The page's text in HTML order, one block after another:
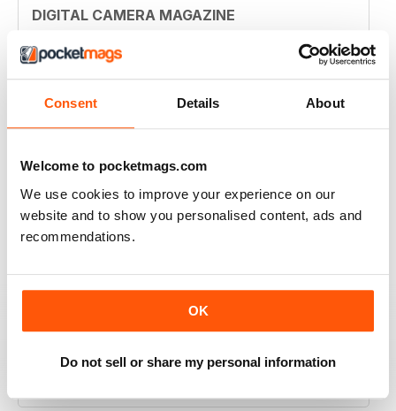
Consent Details About
Welcome to pocketmags.com
We use cookies to improve your experience on our
website and to show you personalised content, ads and
recommendations.
OK
Do not sell or share my personal information
DIGITAL CAMERA MAGAZINE
Terrific magazine. Look forward to receiving each
issue
Recensito 17 ottobre 2025
DIGITAL CAMERA MAGAZINE
I'd subscribed to digital photographer. That was a 5.
Digital camera is good, but only a 4
Please state prices also in € :)